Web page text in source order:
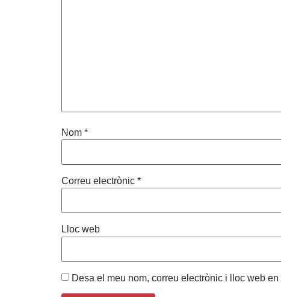
Nom *
Correu electrònic *
Lloc web
Desa el meu nom, correu electrònic i lloc web